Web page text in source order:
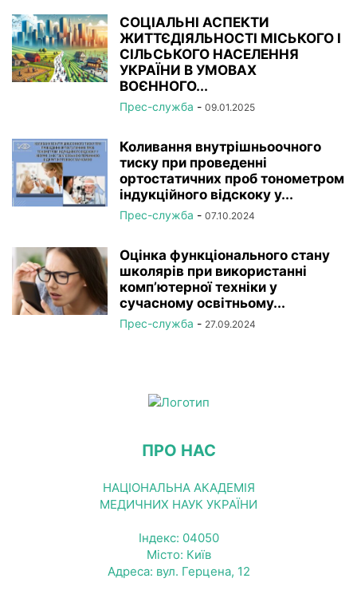
СОЦІАЛЬНІ АСПЕКТИ
ЖИТТЄДІЯЛЬНОСТІ МІСЬКОГО І
СІЛЬСЬКОГО НАСЕЛЕННЯ
УКРАЇНИ В УМОВАХ
ВОЄННОГО...
Прес-служба - 09.01.2025
Коливання внутрішньоочного
тиску при проведенні
ортостатичних проб тонометром
індукційного відскоку у...
Прес-служба - 07.10.2024
Оцінка функціонального стану
школярів при використанні
комп’ютерної техніки у
сучасному освітньому...
Прес-служба - 27.09.2024
ПРО НАС
НАЦІОНАЛЬНА АКАДЕМІЯ
МЕДИЧНИХ НАУК УКРАЇНИ
Індекс: 04050
Місто: Київ
Адреса: вул. Герцена, 12